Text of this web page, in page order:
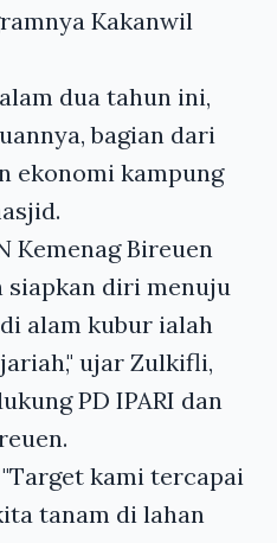
Kakanwil
dua tahun ini,
bagian dari
ekonomi kampung
Kemenag Bireuen
siapkan diri menuju
alam kubur ialah
ujar Zulkifli,
PD IPARI dan
kami tercapai
tanam di lahan